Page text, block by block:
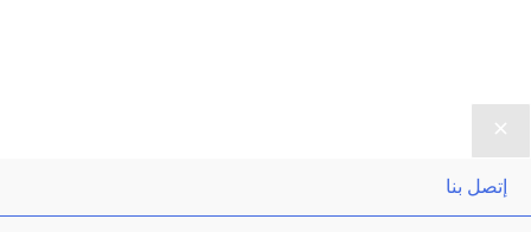
إتصل بنا